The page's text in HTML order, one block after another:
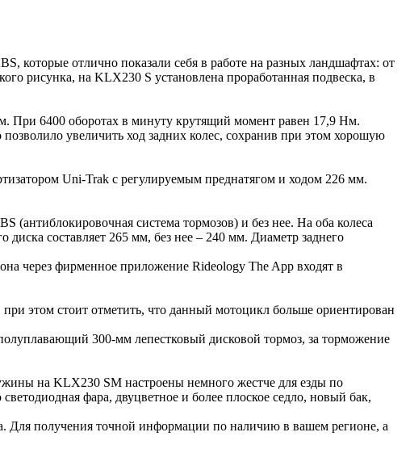
которые отлично показали себя в работе на разных ландшафтах: от
рисунка, на KLX230 S установлена проработанная подвеска, в
При 6400 оборотах в минуту крутящий момент равен 17,9 Нм.
увеличить ход задних колес, сохранив при этом хорошую
Uni-Trak с регулируемым преднатягом и ходом 226 мм.
система тормозов) и без нее. На оба колеса
диска составляет 265 мм, без нее – 240 мм. Диаметр заднего
через фирменное приложение Rideology The App входят в
этом стоит отметить, что данный мотоцикл больше ориентирован
300-мм лепестковый дисковой тормоз, за торможение
на KLX230 SM настроены немного жестче для езды по
фара, двуцветное и более плоское седло, новый бак,
Для получения точной информации по наличию в вашем регионе, а